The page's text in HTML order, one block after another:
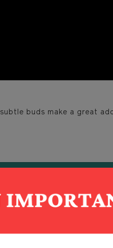
buds make a great